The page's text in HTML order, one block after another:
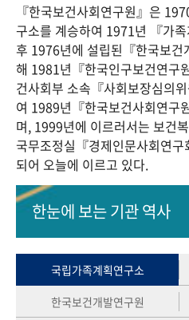
연구 역사
정책과 연구 키워드로 보는 연
간행물 변천사
기록물 아카이브
사진 아카이브 문서 기록물
50+1 주년 기념
세계와 함께 한 KIHASA
VR 역사관
『한국보건사회연구원』은
구소를 계승하여 1971년 『가
후 1976년에 설립된『한국보
해 1981년『한국인구보건연구
건사회부 소속『사회보장심의
여 1989년『한국보건사회연구
며, 1999년에 이르러서는 보건
국무조정실『경제인문사회연
되어 오늘에 이르고 있다.
한눈에 보는기관 역사
국립가족계획연구소
한국보건개발연구원